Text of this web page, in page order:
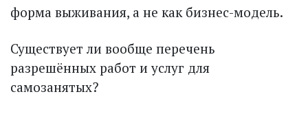
форма выживания, а не как бизнес-модель.
Существует ли вообще перечень
разрешённых работ и услуг для
самозанятых?